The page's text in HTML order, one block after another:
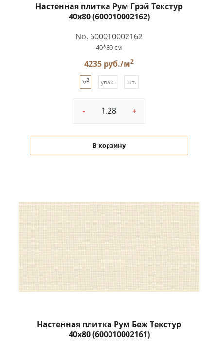
Настенная плитка Рум Грэй Текстур
40x80 (600010002162)
No. 600010002162
40*80 см
4235 руб./м2
м2 упак. шт.
- +
В корзину
Настенная плитка Рум Беж Текстур
40x80 (600010002161)